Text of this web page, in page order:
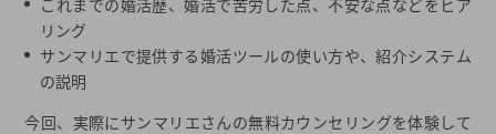
リング
サンマリエで提供する婚活ツールの使い方や、紹介システム
の説明
今回、実際にサンマリエさんの無料カウンセリングを体験して